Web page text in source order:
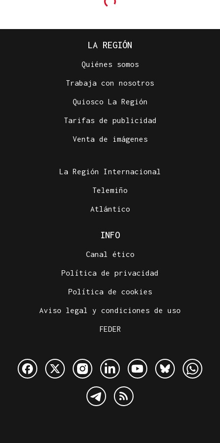
LA REGIÓN
Quiénes somos
Trabaja con nosotros
Quiosco La Región
Tarifas de publicidad
Venta de imágenes
La Región Internacional
Telemiño
Atlántico
INFO
Canal ético
Política de privacidad
Política de cookies
Aviso legal y condiciones de uso
FEDER